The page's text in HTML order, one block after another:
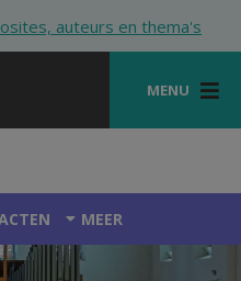
auteurs en thema's
MENU
MEER